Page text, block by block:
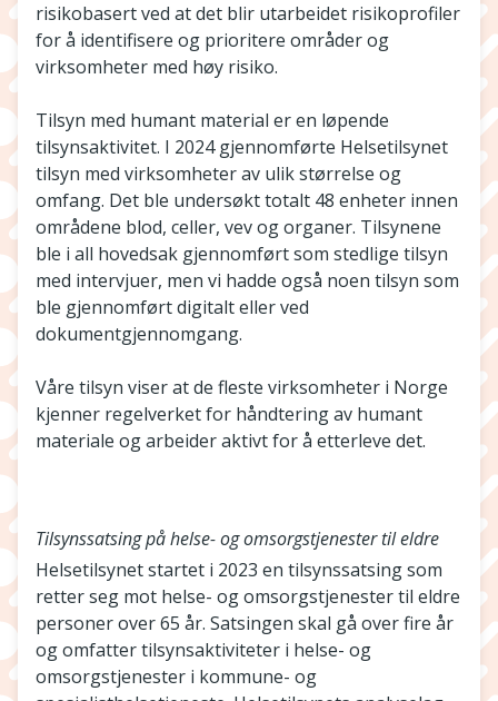
risikobasert ved at det blir utarbeidet risikoprofiler
for å identifisere og prioritere områder og
virksomheter med høy risiko.
Tilsyn med humant material er en løpende
tilsynsaktivitet. I 2024 gjennomførte Helsetilsynet
tilsyn med virksomheter av ulik størrelse og
omfang. Det ble undersøkt totalt 48 enheter innen
områdene blod, celler, vev og organer. Tilsynene
ble i all hovedsak gjennomført som stedlige tilsyn
med intervjuer, men vi hadde også noen tilsyn som
ble gjennomført digitalt eller ved
dokumentgjennomgang.
Våre tilsyn viser at de fleste virksomheter i Norge
kjenner regelverket for håndtering av humant
materiale og arbeider aktivt for å etterleve det.
Tilsynssatsing på helse- og omsorgstjenester til eldre
Helsetilsynet startet i 2023 en tilsynssatsing som
retter seg mot helse- og omsorgstjenester til eldre
personer over 65 år. Satsingen skal gå over fire år
og omfatter tilsynsaktiviteter i helse- og
omsorgstjenester i kommune- og